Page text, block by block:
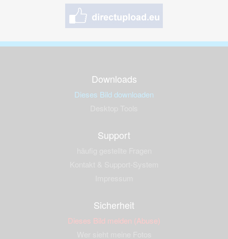
Downloads
Dieses Bild downloaden
Support
Sicherheit
Dieses Bild melden (Abuse)